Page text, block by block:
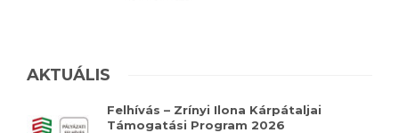
AKTUÁLIS
Felhívás – Zrínyi Ilona Kárpátaljai
Támogatási Program 2026